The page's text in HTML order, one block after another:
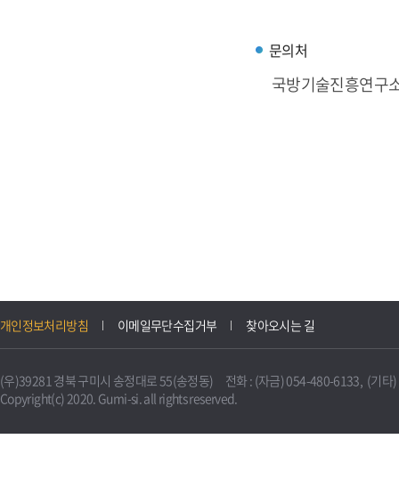
문의처
국방기술진흥연구
개인정보처리방침 이메일무단수집거부 찾아오시는 길
(우)39281 경북 구미시 송정대로 55(송정동) 전화 : (자금) 054-480-6133, (기타
Copyright(c) 2020. Gumi-si. all rights reserved.